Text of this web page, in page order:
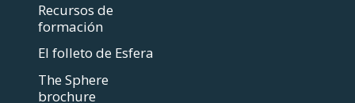
Recursos de
formación
El folleto de Esfera
The Sphere
brochure